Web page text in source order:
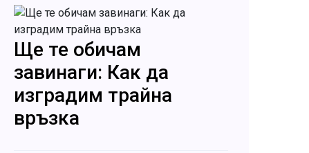
Ще те обичам
завинаги: Как да
изградим трайна
връзка